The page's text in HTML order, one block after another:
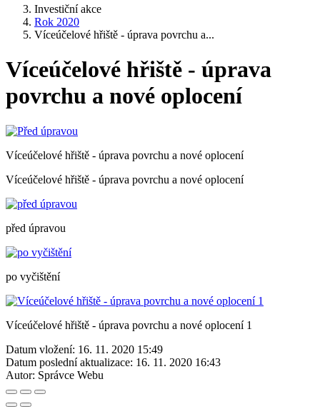
Investiční akce
Rok 2020
Víceúčelové hřiště - úprava povrchu a...
Víceúčelové hřiště - úprava
povrchu a nové oplocení
Víceúčelové hřiště - úprava povrchu a nové oplocení
Víceúčelové hřiště - úprava povrchu a nové oplocení
před úpravou
po vyčištění
Víceúčelové hřiště - úprava povrchu a nové oplocení 1
Datum vložení: 16. 11. 2020 15:49
Datum poslední aktualizace: 16. 11. 2020 16:43
Autor: Správce Webu